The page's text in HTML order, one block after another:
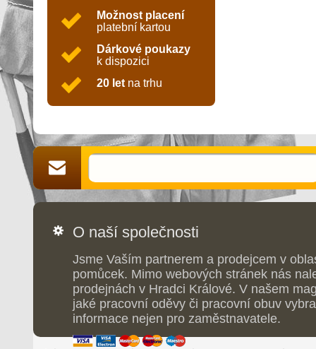
Možnost placení
platební kartou
Dárkové poukazy
k dispozici
20 let na trhu
O naší společnosti
Jsme Vaším partnerem a prodejcem v
pomůcek. Mimo webových stránek nás
prodejnách v Hradci Králové. V našem
jaké pracovní oděvy či pracovní obuv
informace nejen pro zaměstnavatele.